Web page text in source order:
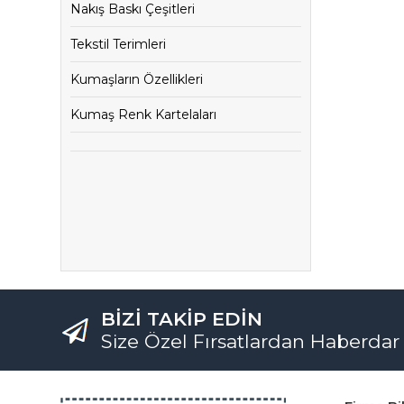
Nakış Baskı Çeşitleri
Tekstil Terimleri
Kumaşların Özellikleri
Kumaş Renk Kartelaları
BİZİ TAKİP EDİN
Size Özel Fırsatlardan